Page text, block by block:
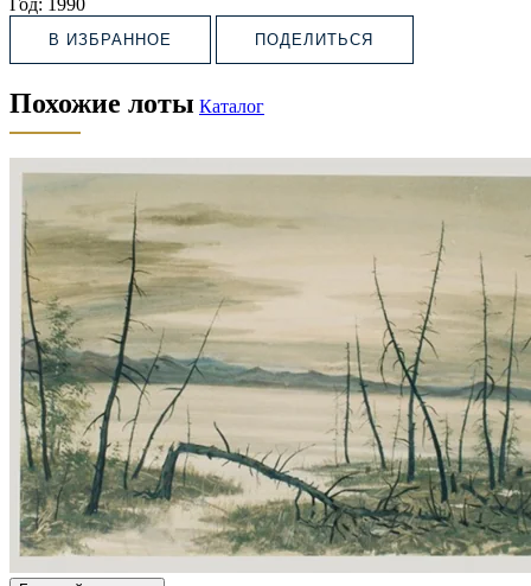
Год: 1990
В ИЗБРАННОЕ ПОДЕЛИТЬСЯ
Похожие лоты Каталог